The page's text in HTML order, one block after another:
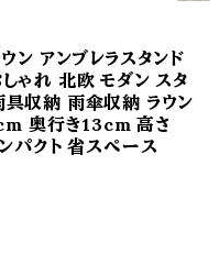
ン アンブレラスタンド
ゃれ 北欧 モダン スタ
収納 雨傘収納 ラウン
奥行き13cm 高さ
パクト 省スペース